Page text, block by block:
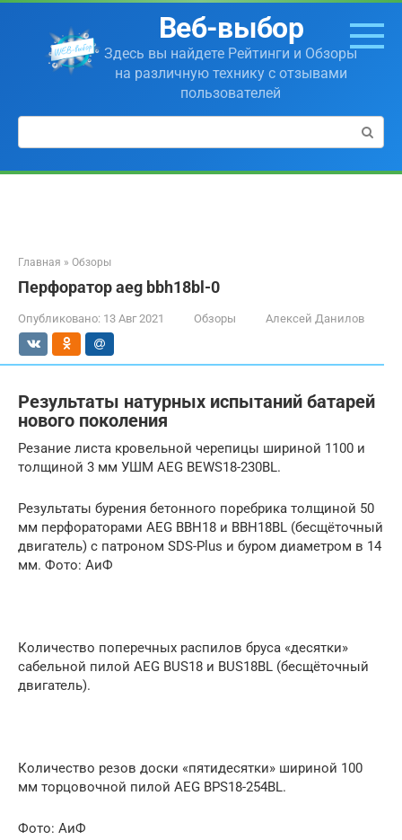
Перейти
контенту
Веб-выбор
Здесь вы найдете Рейтинги и Обзоры
на различную технику с отзывами
пользователей
Поиск:
Главная » Обзоры
Перфоратор aeg bbh18bl-0
Опубликовано: 13 Авг 2021 Обзоры Алексей Данилов
Результаты натурных испытаний батарей
нового поколения
Резание листа кровельной черепицы шириной 1100 и
толщиной 3 мм УШМ AEG BEWS18-230BL.
Результаты бурения бетонного поребрика толщиной 50
мм перфораторами AEG BBH18 и BBH18BL (бесщёточный
двигатель) с патроном SDS-Plus и буром диаметром в 14
мм. Фото: АиФ
Количество поперечных распилов бруса «десятки»
сабельной пилой AEG BUS18 и BUS18BL (бесщёточный
двигатель).
Количество резов доски «пятидесятки» шириной 100
мм торцовочной пилой AEG BPS18-254BL.
Фото: АиФ